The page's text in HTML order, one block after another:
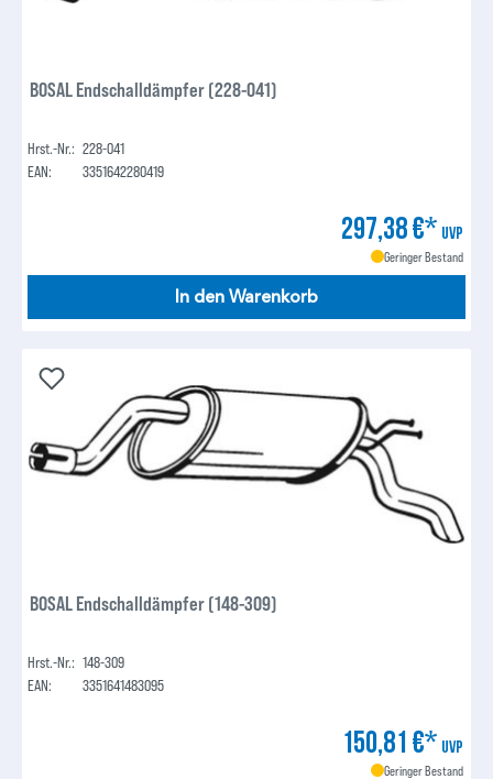
BOSAL Endschalldämpfer (228-041)
Hrst.-Nr.: 228-041
EAN:
3351642280419
297,38 €* UVP
Geringer Bestand
In den Warenkorb
BOSAL Endschalldämpfer (148-309)
Hrst.-Nr.: 148-309
EAN:
3351641483095
150,81 €* UVP
Geringer Bestand